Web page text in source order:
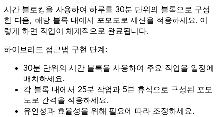
시간 블로킹을 사용하여 하루를 30분 단위의 블록으로 구성
한 다음, 해당 블록 내에서 포모도로 세션을 적용하세요. 이
렇게 하면 작업이 체계적으로 완료됩니다.
하이브리드 접근법 구현 단계:
30분 단위의 시간 블록을 사용하여 주요 작업을 일정에
배치하세요.
각 블록 내에서 25분 작업과 5분 휴식으로 구성된 포모
도로 간격을 적용하세요.
유연성과 효율성을 위해 필요에 따라 조정하세요.